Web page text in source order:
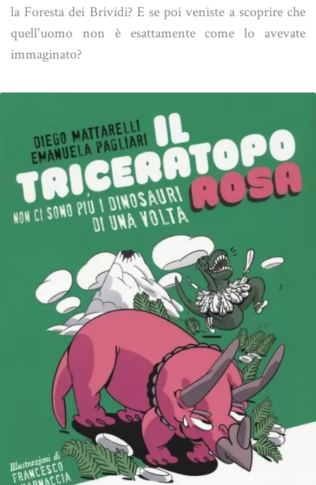
la Foresta dei Brividi? E se poi veniste a scoprire che
quell'uomo non è esattamente come lo avevate
immaginato?